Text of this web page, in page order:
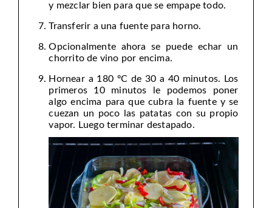
y mezclar bien para que se empape todo.
Transferir a una fuente para horno.
Opcionalmente ahora se puede echar un
chorrito de vino por encima.
Hornear a 180 ºC de 30 a 40 minutos. Los
primeros 10 minutos le podemos poner
algo encima para que cubra la fuente y se
cuezan un poco las patatas con su propio
vapor. Luego terminar destapado.